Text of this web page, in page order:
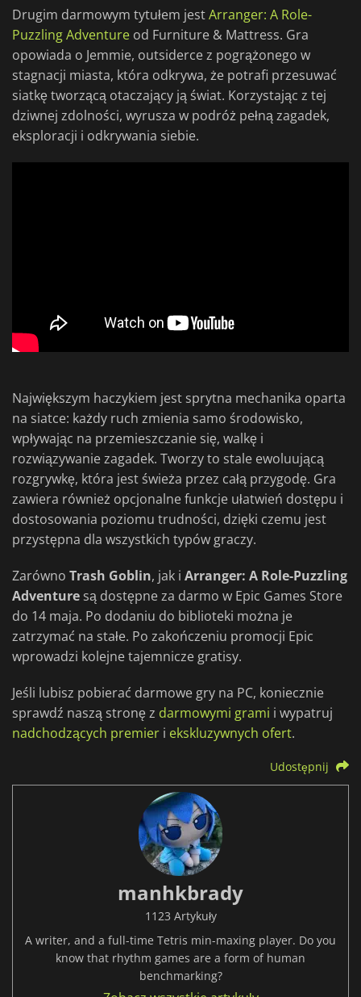
Drugim darmowym tytułem jestArranger: A Role-
Puzzling Adventure od Furniture & Mattress. Gra
opowiada o Jemmie, outsiderce z pogrążonego w
stagnacji miasta, która odkrywa, że potrafi przesuwać
siatkę tworzącą otaczający ją świat. Korzystając z tej
dziwnej zdolności, wyrusza w podróż pełną zagadek,
eksploracji i odkrywania siebie.
Największym haczykiem jest sprytna mechanika oparta
na siatce: każdy ruch zmienia samo środowisko,
wpływając na przemieszczanie się, walkę i
rozwiązywanie zagadek. Tworzy to stale ewoluującą
rozgrywkę, która jest świeża przez całą przygodę. Gra
zawiera również opcjonalne funkcje ułatwień dostępu i
dostosowania poziomu trudności, dzięki czemu jest
przystępna dla wszystkich typów graczy.
Zarówno Trash Goblin, jak i Arranger: A Role-Puzzling
Adventure są dostępne za darmo w Epic Games Store
do 14 maja. Po dodaniu do biblioteki można je
zatrzymać na stałe. Po zakończeniu promocji Epic
wprowadzi kolejne tajemnicze gratisy.
Jeśli lubisz pobierać darmowe gry na PC, koniecznie
sprawdź naszą stronę z darmowymi grami i wypatruj
nadchodzących premier i ekskluzywnych ofert.
Udostępnij
manhkbrady
1123 Artykuły
A writer, and a full-time Tetris min-maxing player. Do you
know that rhythm games are a form of human
benchmarking?